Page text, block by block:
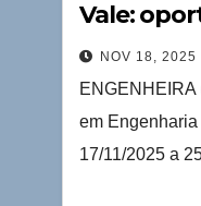
Vale:
NOV 18, 2025
em
17/11/2025 a